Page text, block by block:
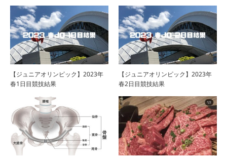
【ジュニアオリンピック】2023年
春1日目競技結果
【ジュニアオリンピック】2023年
春2日目競技結果